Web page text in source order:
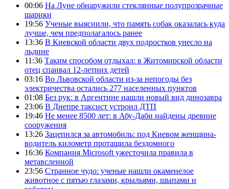
00:06 На Луне обнаружили стеклянные полупрозрачные
шарики
19:56 Ученые выяснили, что память собак оказалась куда
лучше, чем предполагалось ранее
13:36 В Киевской области двух подростков унесло на
льдине
11:36 Таким способом отдыхал: в Житомирской области
отец спаивал 12-летних детей
03:16 Во Львовской области из-за непогоды без
электричества остались 277 населенных пунктов
01:08 Без рук: в Аргентине нашли новый вид динозавра
23:06 В Днепре таксист устроил ДТП
19:46 Не менее 8500 лет: в Абу-Даби найдены древние
сооружения
13:26 Зацепился за автомобиль: под Киевом женщина-
водитель километр протащила бездомного
16:36 Компания Microsoft ужесточила правила в
метавсленной
23:56 Странное чудо: ученые нашли окаменелое
животное с пятью глазами, крыльями, шыпами и